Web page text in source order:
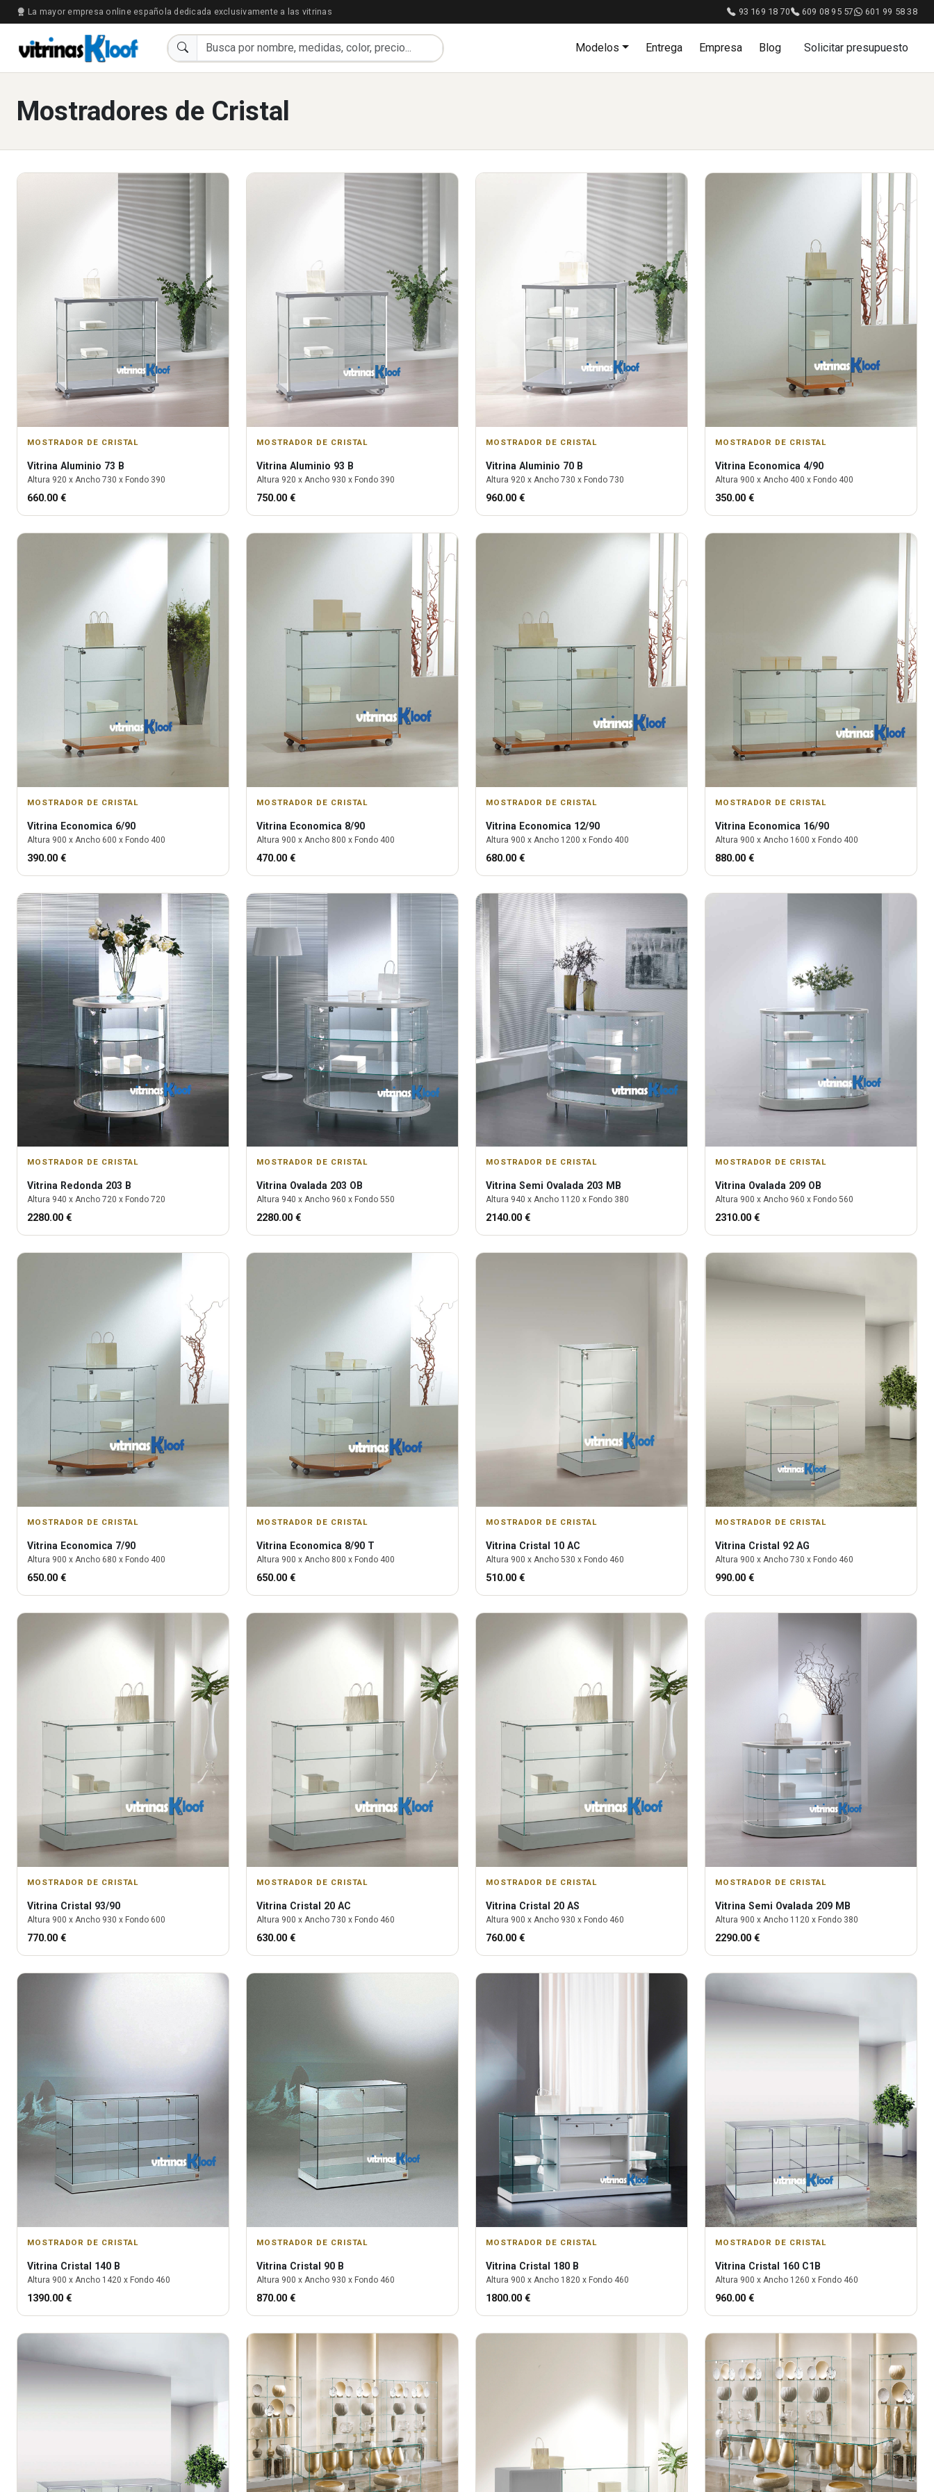
La mayor empresa online española dedicada exclusivamente a las vitrinas 93 169 18 70 609 08 95 57 601 99 58 38
Modelos Entrega Empresa Blog Solicitar presupuesto
Mostradores de Cristal
MOSTRADOR DE CRISTAL
Vitrina Aluminio 73 B
Altura 920 x Ancho 730 x Fondo 390
660.00 €
MOSTRADOR DE CRISTAL
Vitrina Aluminio 93 B
Altura 920 x Ancho 930 x Fondo 390
750.00 €
MOSTRADOR DE CRISTAL
Vitrina Aluminio 70 B
Altura 920 x Ancho 730 x Fondo 730
960.00 €
MOSTRADOR DE CRISTAL
Vitrina Economica 4/90
Altura 900 x Ancho 400 x Fondo 400
350.00 €
MOSTRADOR DE CRISTAL
Vitrina Economica 6/90
Altura 900 x Ancho 600 x Fondo 400
390.00 €
MOSTRADOR DE CRISTAL
Vitrina Economica 8/90
Altura 900 x Ancho 800 x Fondo 400
470.00 €
MOSTRADOR DE CRISTAL
Vitrina Economica 12/90
Altura 900 x Ancho 1200 x Fondo 400
680.00 €
MOSTRADOR DE CRISTAL
Vitrina Economica 16/90
Altura 900 x Ancho 1600 x Fondo 400
880.00 €
MOSTRADOR DE CRISTAL
Vitrina Redonda 203 B
Altura 940 x Ancho 720 x Fondo 720
2280.00 €
MOSTRADOR DE CRISTAL
Vitrina Ovalada 203 OB
Altura 940 x Ancho 960 x Fondo 550
2280.00 €
MOSTRADOR DE CRISTAL
Vitrina Semi Ovalada 203 MB
Altura 940 x Ancho 1120 x Fondo 380
2140.00 €
MOSTRADOR DE CRISTAL
Vitrina Ovalada 209 OB
Altura 900 x Ancho 960 x Fondo 560
2310.00 €
MOSTRADOR DE CRISTAL
Vitrina Economica 7/90
Altura 900 x Ancho 680 x Fondo 400
650.00 €
MOSTRADOR DE CRISTAL
Vitrina Economica 8/90 T
Altura 900 x Ancho 800 x Fondo 400
650.00 €
MOSTRADOR DE CRISTAL
Vitrina Cristal 10 AC
Altura 900 x Ancho 530 x Fondo 460
510.00 €
MOSTRADOR DE CRISTAL
Vitrina Cristal 92 AG
Altura 900 x Ancho 730 x Fondo 460
990.00 €
MOSTRADOR DE CRISTAL
Vitrina Cristal 93/90
Altura 900 x Ancho 930 x Fondo 600
770.00 €
MOSTRADOR DE CRISTAL
Vitrina Cristal 20 AC
Altura 900 x Ancho 730 x Fondo 460
630.00 €
MOSTRADOR DE CRISTAL
Vitrina Cristal 20 AS
Altura 900 x Ancho 930 x Fondo 460
760.00 €
MOSTRADOR DE CRISTAL
Vitrina Semi Ovalada 209 MB
Altura 900 x Ancho 1120 x Fondo 380
2290.00 €
MOSTRADOR DE CRISTAL
Vitrina Cristal 140 B
Altura 900 x Ancho 1420 x Fondo 460
1390.00 €
MOSTRADOR DE CRISTAL
Vitrina Cristal 90 B
Altura 900 x Ancho 930 x Fondo 460
870.00 €
MOSTRADOR DE CRISTAL
Vitrina Cristal 180 B
Altura 900 x Ancho 1820 x Fondo 460
1800.00 €
MOSTRADOR DE CRISTAL
Vitrina Cristal 160 C1B
Altura 900 x Ancho 1260 x Fondo 460
960.00 €